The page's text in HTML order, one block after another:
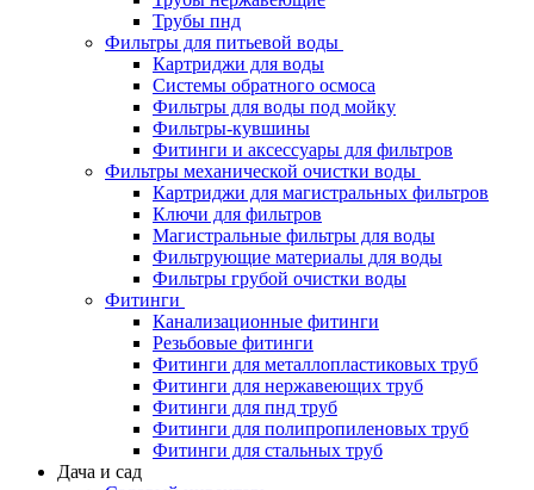
Трубы пнд
Фильтры для питьевой воды
Картриджи для воды
Системы обратного осмоса
Фильтры для воды под мойку
Фильтры-кувшины
Фитинги и аксессуары для фильтров
Фильтры механической очистки воды
Картриджи для магистральных фильтров
Ключи для фильтров
Магистральные фильтры для воды
Фильтрующие материалы для воды
Фильтры грубой очистки воды
Фитинги
Канализационные фитинги
Резьбовые фитинги
Фитинги для металлопластиковых труб
Фитинги для нержавеющих труб
Фитинги для пнд труб
Фитинги для полипропиленовых труб
Фитинги для стальных труб
Дача и сад